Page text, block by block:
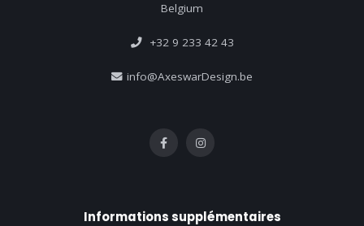
Belgium
+32 9 233 42 43
info@AxeswarDesign.be
Informations supplémentaires